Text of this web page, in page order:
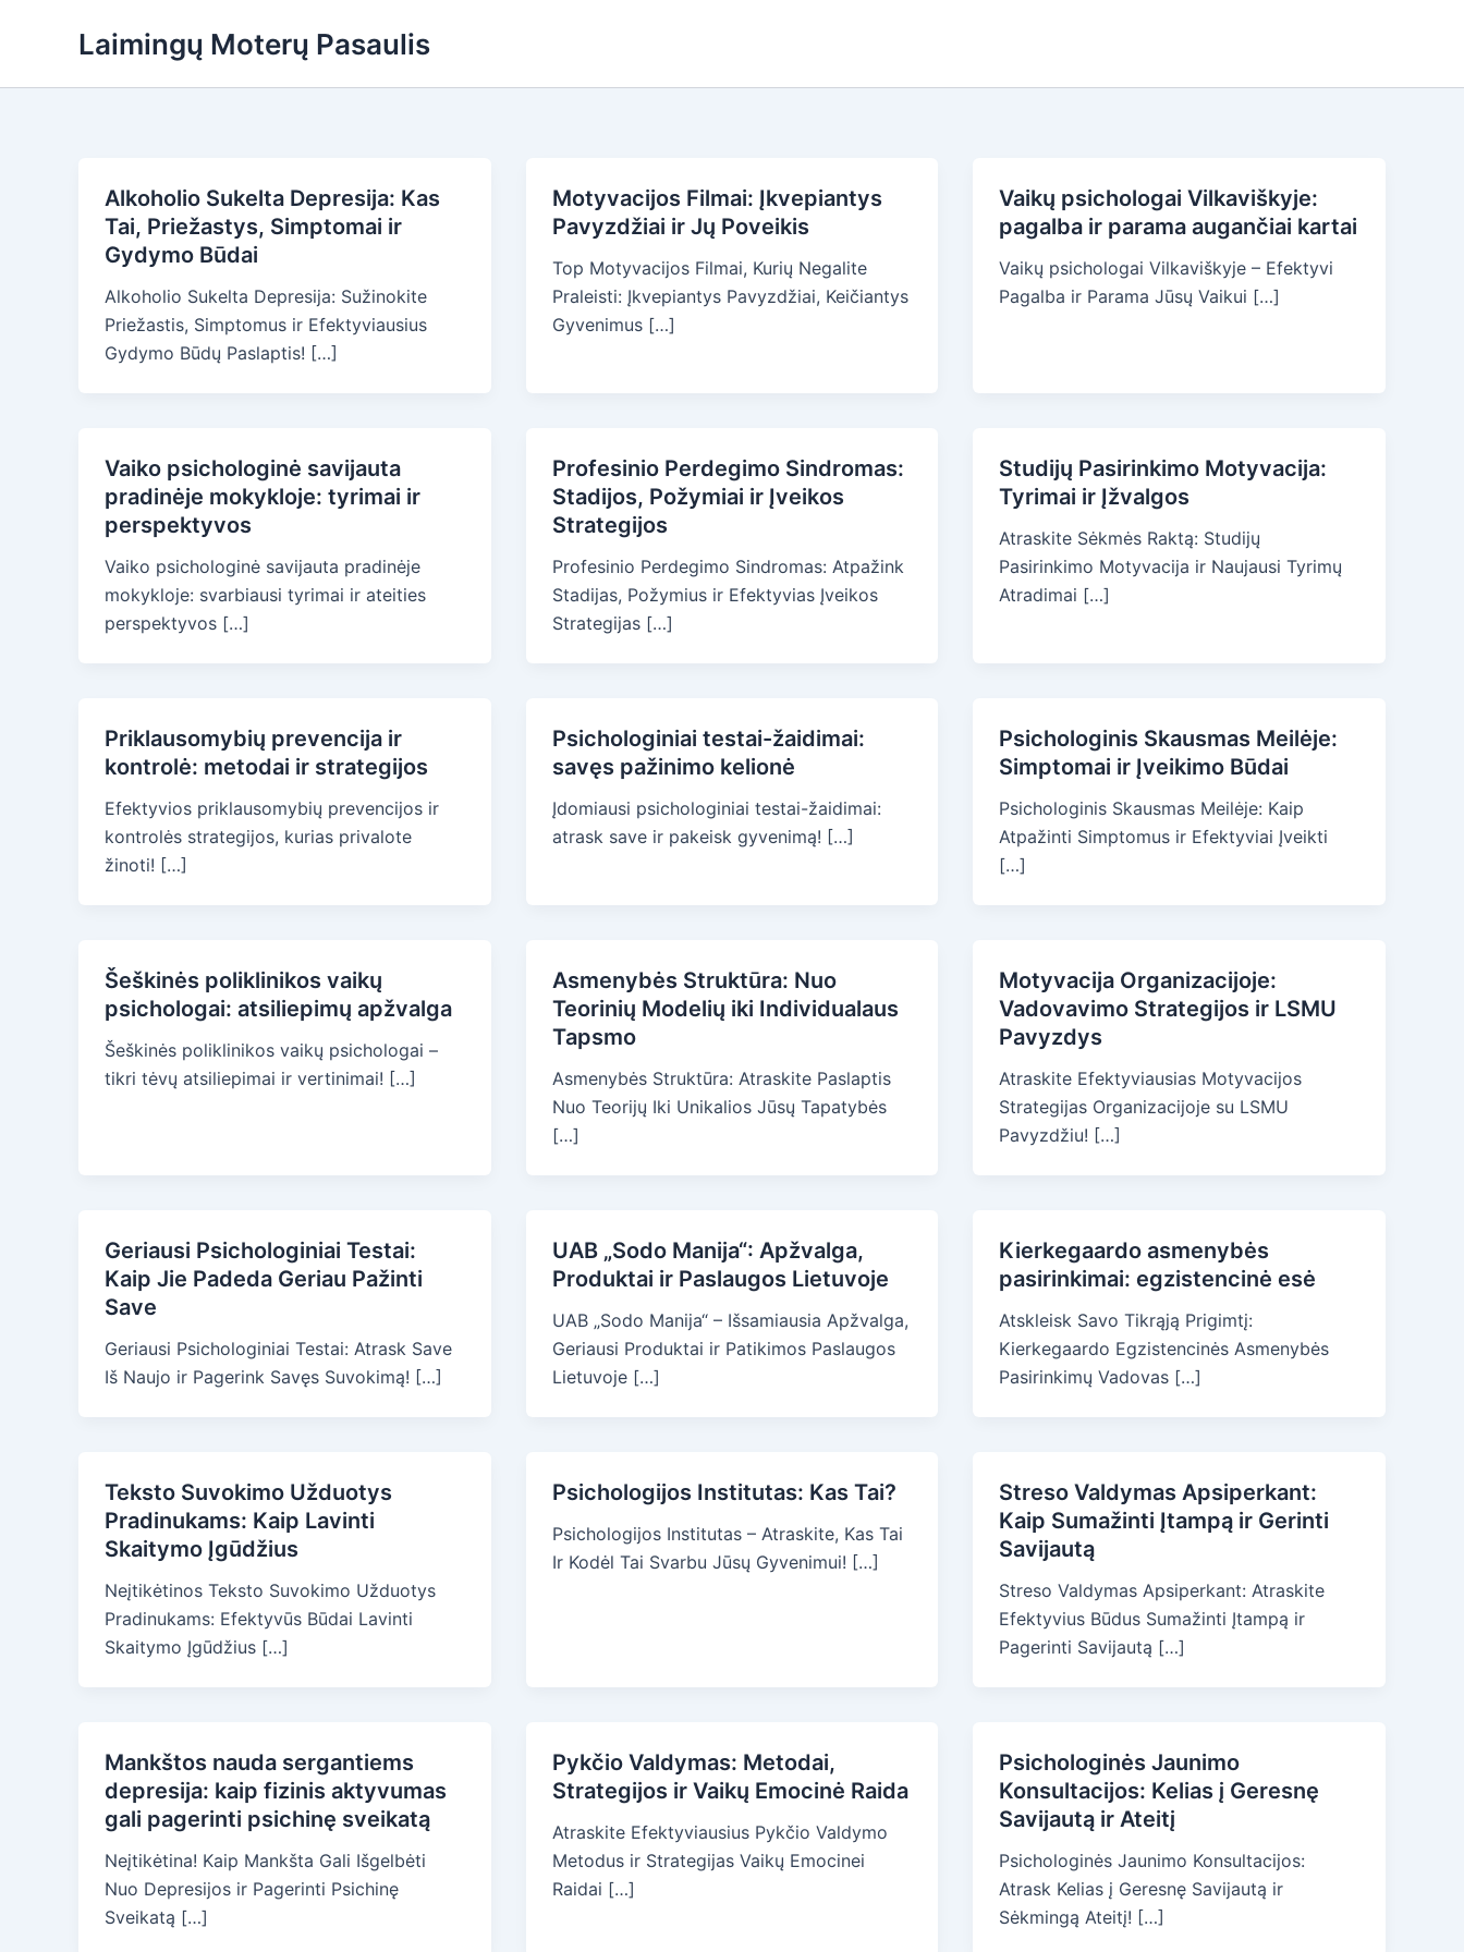
Laimingų Moterų Pasaulis
Alkoholio Sukelta Depresija: Kas
Tai, Priežastys, Simptomai ir
Gydymo Būdai
Alkoholio Sukelta Depresija: Sužinokite
Priežastis, Simptomus ir Efektyviausius
Gydymo Būdų Paslaptis! […]
Motyvacijos Filmai: Įkvepiantys
Pavyzdžiai ir Jų Poveikis
Top Motyvacijos Filmai, Kurių Negalite
Praleisti: Įkvepiantys Pavyzdžiai, Keičiantys
Gyvenimus […]
Vaikų psichologai Vilkaviškyje:
pagalba ir parama augančiai kartai
Vaikų psichologai Vilkaviškyje – Efektyvi
Pagalba ir Parama Jūsų Vaikui […]
Vaiko psichologinė savijauta
pradinėje mokykloje: tyrimai ir
perspektyvos
Vaiko psichologinė savijauta pradinėje
mokykloje: svarbiausi tyrimai ir ateities
perspektyvos […]
Profesinio Perdegimo Sindromas:
Stadijos, Požymiai ir Įveikos
Strategijos
Profesinio Perdegimo Sindromas: Atpažink
Stadijas, Požymius ir Efektyvias Įveikos
Strategijas […]
Studijų Pasirinkimo Motyvacija:
Tyrimai ir Įžvalgos
Atraskite Sėkmės Raktą: Studijų
Pasirinkimo Motyvacija ir Naujausi Tyrimų
Atradimai […]
Priklausomybių prevencija ir
kontrolė: metodai ir strategijos
Efektyvios priklausomybių prevencijos ir
kontrolės strategijos, kurias privalote
žinoti! […]
Psichologiniai testai-žaidimai:
savęs pažinimo kelionė
Įdomiausi psichologiniai testai-žaidimai:
atrask save ir pakeisk gyvenimą! […]
Psichologinis Skausmas Meilėje:
Simptomai ir Įveikimo Būdai
Psichologinis Skausmas Meilėje: Kaip
Atpažinti Simptomus ir Efektyviai Įveikti
[…]
Šeškinės poliklinikos vaikų
psichologai: atsiliepimų apžvalga
Šeškinės poliklinikos vaikų psichologai –
tikri tėvų atsiliepimai ir vertinimai! […]
Asmenybės Struktūra: Nuo
Teorinių Modelių iki Individualaus
Tapsmo
Asmenybės Struktūra: Atraskite Paslaptis
Nuo Teorijų Iki Unikalios Jūsų Tapatybės
[…]
Motyvacija Organizacijoje:
Vadovavimo Strategijos ir LSMU
Pavyzdys
Atraskite Efektyviausias Motyvacijos
Strategijas Organizacijoje su LSMU
Pavyzdžiu! […]
Geriausi Psichologiniai Testai:
Kaip Jie Padeda Geriau Pažinti
Save
Geriausi Psichologiniai Testai: Atrask Save
Iš Naujo ir Pagerink Savęs Suvokimą! […]
UAB „Sodo Manija“: Apžvalga,
Produktai ir Paslaugos Lietuvoje
UAB „Sodo Manija“ – Išsamiausia Apžvalga,
Geriausi Produktai ir Patikimos Paslaugos
Lietuvoje […]
Kierkegaardo asmenybės
pasirinkimai: egzistencinė esė
Atskleisk Savo Tikrąją Prigimtį:
Kierkegaardo Egzistencinės Asmenybės
Pasirinkimų Vadovas […]
Teksto Suvokimo Užduotys
Pradinukams: Kaip Lavinti
Skaitymo Įgūdžius
Neįtikėtinos Teksto Suvokimo Užduotys
Pradinukams: Efektyvūs Būdai Lavinti
Skaitymo Įgūdžius […]
Psichologijos Institutas: Kas Tai?
Psichologijos Institutas – Atraskite, Kas Tai
Ir Kodėl Tai Svarbu Jūsų Gyvenimui! […]
Streso Valdymas Apsiperkant:
Kaip Sumažinti Įtampą ir Gerinti
Savijautą
Streso Valdymas Apsiperkant: Atraskite
Efektyvius Būdus Sumažinti Įtampą ir
Pagerinti Savijautą […]
Mankštos nauda sergantiems
depresija: kaip fizinis aktyvumas
gali pagerinti psichinę sveikatą
Neįtikėtina! Kaip Mankšta Gali Išgelbėti
Nuo Depresijos ir Pagerinti Psichinę
Sveikatą […]
Pykčio Valdymas: Metodai,
Strategijos ir Vaikų Emocinė Raida
Atraskite Efektyviausius Pykčio Valdymo
Metodus ir Strategijas Vaikų Emocinei
Raidai […]
Psichologinės Jaunimo
Konsultacijos: Kelias į Geresnę
Savijautą ir Ateitį
Psichologinės Jaunimo Konsultacijos:
Atrask Kelias į Geresnę Savijautą ir
Sėkmingą Ateitį! […]